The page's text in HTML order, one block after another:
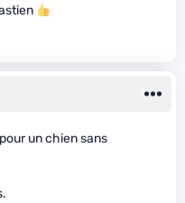
un chien sans